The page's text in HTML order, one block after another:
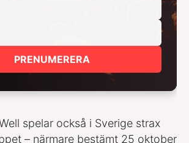
PRENUMERERA
spelar också i Sverige strax
– närmare bestämt 25 oktober